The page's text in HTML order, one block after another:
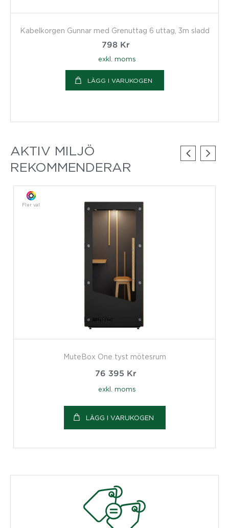
Kabelkorgen Gunnar med Grenuttag 6 uttag, 3m sladd
798 Kr
exkl. moms
LÄGG I VARUKOGEN
AKTIV MILJÖ
REKOMMENDERAR
Fler val
MuteBox One tyst mötesrum
76 395 Kr
exkl. moms
LÄGG I VARUKOGEN